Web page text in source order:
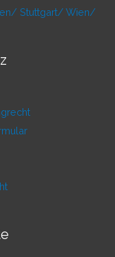
Stuttgart/ Wien/